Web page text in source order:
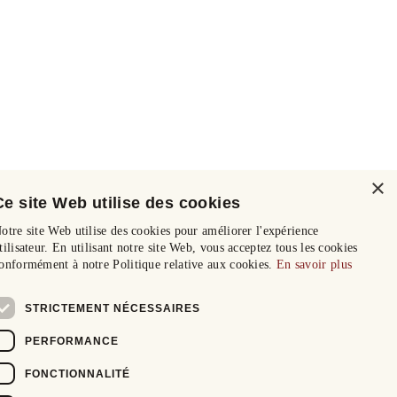
×
site Web utilise des cookies
site Web utilise des cookies pour améliorer l'expérience
En utilisant notre site Web, vous acceptez tous les cookies
à notre Politique relative aux cookies. En savoir plus
STRICTEMENT NÉCESSAIRES
PERFORMANCE
FONCTIONNALITÉ